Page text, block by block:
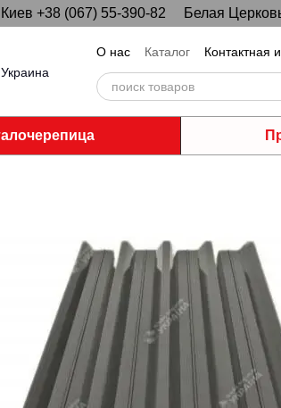
контенту
Киев +38 (067) 55-390-82 Белая
О нас Каталог Контактная